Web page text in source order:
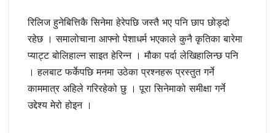
रिलिज हुनेबित्तिकै सिनेमा हेरेपछि जस्तै भए पनि छाप छोड्दो
रहेछ । समालोचाना आफ्नो पेशाधर्म भएकाले कुनै कृतिका बारेमा
प्याट्ट बोलिहाल्न साइत हेरिन्न । मौका पर्दा लेखिहालिन्छ पनि
। हलबाट फर्केपछि मनमा उठेका प्रश्‍नहरू प्रस्तुत गर्ने
काममात्र अहिले गरिरहेको छु । पूरा सिनेमाको समीक्षा गर्ने
उद्देश्य मेरो होइन ।